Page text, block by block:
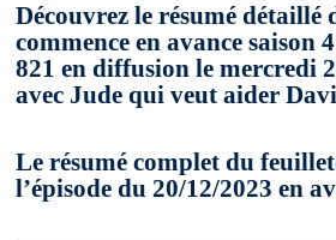
Découvrez le résumé détaillé
commence en avance saison
821 en diffusion le mercredi
avec Jude qui veut aider
Le résumé complet du
l’épisode du 20/12/2023 en